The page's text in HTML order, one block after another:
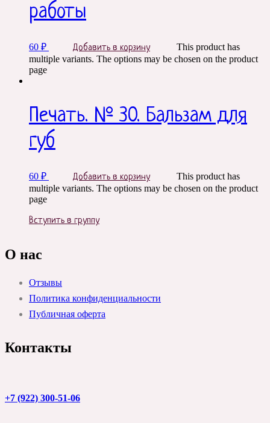
работы
60 ₽ Добавить в корзину
This product has
multiple variants. The options may be chosen on the product
page
Печать. № 30. Бальзам для
губ
60 ₽ Добавить в корзину
This product has
multiple variants. The options may be chosen on the product
page
Вступить в группу
О нас
Отзывы
Политика конфиденциальности
Публичная оферта
Контакты
+7 (922) 300-51-06